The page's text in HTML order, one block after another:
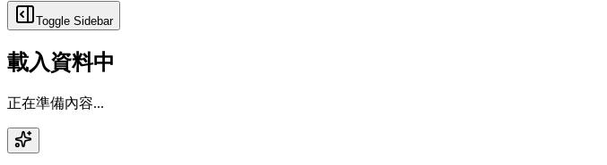
Toggle Sidebar
載入資料中
正在準備內容...